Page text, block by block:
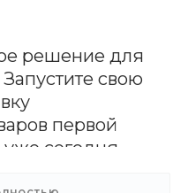
решение для
свою
первой
сегодня.